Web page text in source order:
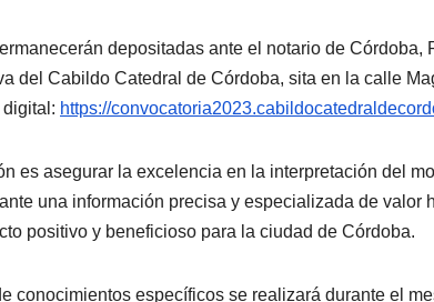
depositadas ante el notario de Córdoba,
del Cabildo Catedral de Córdoba, sita en la calle
https://
es asegurar la excelencia en la interpretación del
una información precisa y especializada de valor
positivo y beneficioso para la ciudad de Córdoba.
conocimientos específicos se realizará durante el